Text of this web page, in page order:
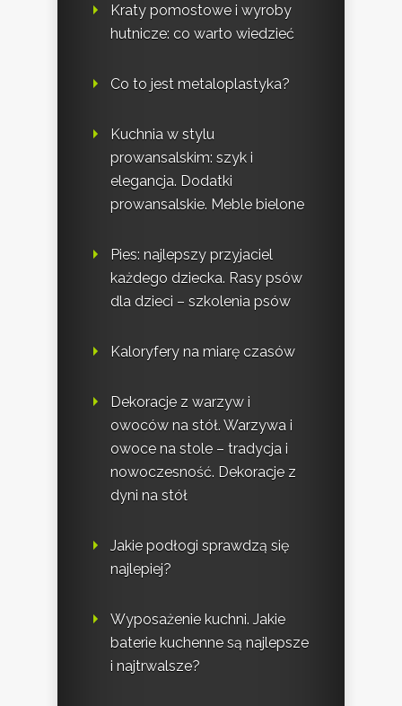
Kraty pomostowe i wyroby
hutnicze: co warto wiedzieć
Co to jest metaloplastyka?
Kuchnia w stylu
prowansalskim: szyk i
elegancja. Dodatki
prowansalskie. Meble bielone
Pies: najlepszy przyjaciel
każdego dziecka. Rasy psów
dla dzieci – szkolenia psów
Kaloryfery na miarę czasów
Dekoracje z warzyw i
owoców na stół. Warzywa i
owoce na stole – tradycja i
nowoczesność. Dekoracje z
dyni na stół
Jakie podłogi sprawdzą się
najlepiej?
Wyposażenie kuchni. Jakie
baterie kuchenne są najlepsze
i najtrwalsze?